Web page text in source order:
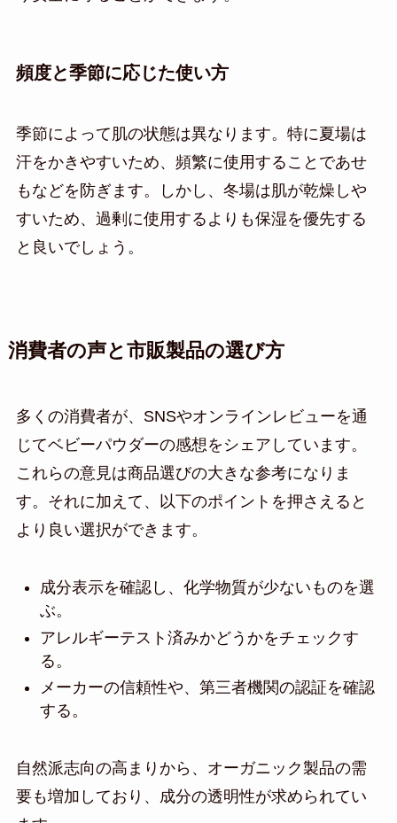
頻度と季節に応じた使い方
季節によって肌の状態は異なります。特に夏場は
汗をかきやすいため、頻繁に使用することであせ
もなどを防ぎます。しかし、冬場は肌が乾燥しや
すいため、過剰に使用するよりも保湿を優先する
と良いでしょう。
消費者の声と市販製品の選び方
多くの消費者が、SNSやオンラインレビューを通
じてベビーパウダーの感想をシェアしています。
これらの意見は商品選びの大きな参考になりま
す。それに加えて、以下のポイントを押さえると
より良い選択ができます。
成分表示を確認し、化学物質が少ないものを選
ぶ。
アレルギーテスト済みかどうかをチェックす
る。
メーカーの信頼性や、第三者機関の認証を確認
する。
自然派志向の高まりから、オーガニック製品の需
要も増加しており、成分の透明性が求められてい